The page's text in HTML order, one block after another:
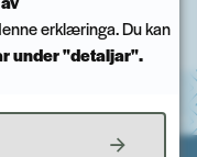
erklæringa. Du kan
under "detaljar".